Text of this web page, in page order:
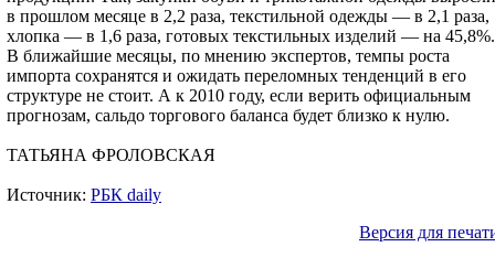
в прошлом месяце в 2,2 раза, текстильной одежды — в 2,1 раза,
хлопка — в 1,6 раза, готовых текстильных изделий — на 45,8%.
В ближайшие месяцы, по мнению экспертов, темпы роста
импорта сохранятся и ожидать переломных тенденций в его
структуре не стоит. А к 2010 году, если верить официальным
прогнозам, сальдо торгового баланса будет близко к нулю.
ТАТЬЯНА ФРОЛОВСКАЯ
Источник: РБК daily
Версия для